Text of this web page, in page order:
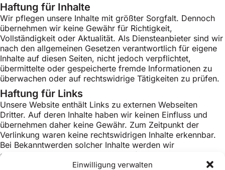
Einwilligung verwalten
Haftung für Inhalte
Wir pflegen unsere Inhalte mit größter Sorgfalt. Dennoch
übernehmen wir keine Gewähr für Richtigkeit,
Vollständigkeit oder Aktualität. Als Diensteanbieter sind wir
nach den allgemeinen Gesetzen verantwortlich für eigene
Inhalte auf diesen Seiten, nicht jedoch verpflichtet,
übermittelte oder gespeicherte fremde Informationen zu
überwachen oder auf rechtswidrige Tätigkeiten zu prüfen.
Haftung für Links
Unsere Website enthält Links zu externen Webseiten
Dritter. Auf deren Inhalte haben wir keinen Einfluss und
übernehmen daher keine Gewähr. Zum Zeitpunkt der
Verlinkung waren keine rechtswidrigen Inhalte erkennbar.
Bei Bekanntwerden solcher Inhalte werden wir
entsprechende Links umgehend entfernen.